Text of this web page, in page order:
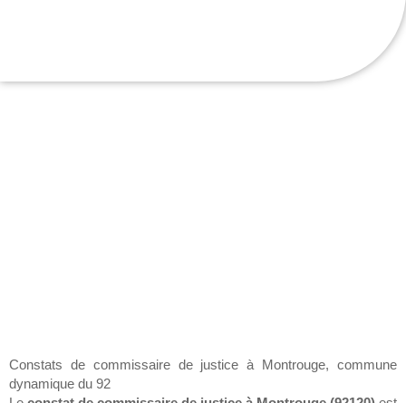
Constats de commissaire de justice à Montrouge, commune
dynamique du 92